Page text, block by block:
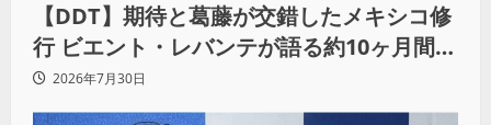
【DDT】期待と葛藤が交錯したメキシコ修
行 ビエント・レバンテが語る約10ヶ月間の
苦悩「くすぶっている自分に腹を立ててい
る」
2026年7月30日